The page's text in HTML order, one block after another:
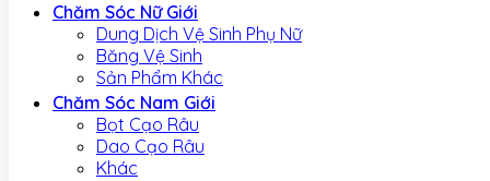
Chăm Sóc Nữ Giới
Dung Dịch Vệ Sinh Phụ Nữ
Băng Vệ Sinh
Sản Phẩm Khác
Chăm Sóc Nam Giới
Bọt Cạo Râu
Dao Cạo Râu
Khác